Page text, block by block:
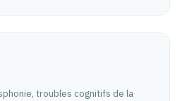
troubles cognitifs de la